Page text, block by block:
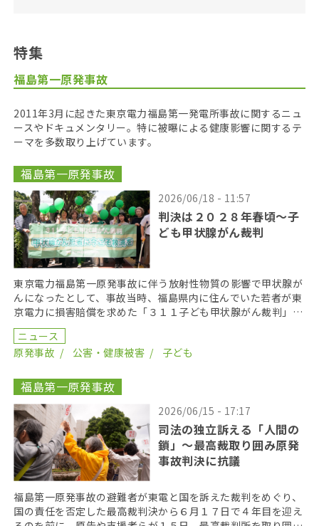
特集
福島第一原発事故
2011年3月に起きた東京電力福島第一発電所事故に関するニュ
ースやドキュメンタリー。特に被曝による健康影響に関するテ
ーマを多数取り上げています。
福島第一原発事故
2026/06/18 - 11:57
判決は２０２８年春頃〜子
ども甲状腺がん裁判
東京電力福島第一原発事故に伴う放射性物質の影響で甲状腺が
んになったとして、事故当時、福島県内に住んでいた若者が東
京電力に損害賠償を求めた「３１１子ども甲状腺がん裁判」の
第１８回口頭弁論が２０２６年６月１７日に開かれた。裁 […]
ニュース
原発事故
公害・健康被害 子ども
福島第一原発事故
2026/06/15 - 17:17
司法の独立訴える「人間の
鎖」〜最高裁取り囲み原発
事故判決に抗議
福島第一原発事故の避難者が東電と国を訴えた裁判をめぐり、
国の責任を否定した最高裁判決から６月１７日で４年目を迎え